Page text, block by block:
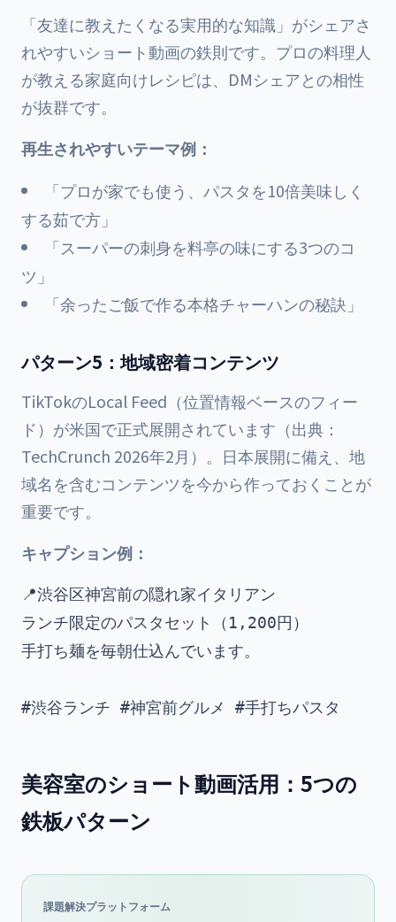
「友達に教えたくなる実用的な知識」がシェアさ
れやすいショート動画の鉄則です。プロの料理人
が教える家庭向けレシピは、DMシェアとの相性
が抜群です。
再生されやすいテーマ例：
「プロが家でも使う、パスタを10倍美味しく
する茹で方」
「スーパーの刺身を料亭の味にする3つのコ
ツ」
「余ったご飯で作る本格チャーハンの秘訣」
パターン5：地域密着コンテンツ
TikTokのLocal Feed（位置情報ベースのフィー
ド）が米国で正式展開されています（出典：
TechCrunch 2026年2月）。日本展開に備え、地
域名を含むコンテンツを今から作っておくことが
重要です。
キャプション例：
📍渋谷区神宮前の隠れ家イタリアン
ランチ限定のパスタセット（1,200円）
手打ち麺を毎朝仕込んでいます。
美容室のショート動画活用：5つの
鉄板パターン
課題解決プラットフォーム